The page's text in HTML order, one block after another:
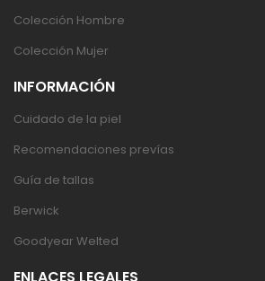
Colección Hombre
Colección Mujer
INFORMACIÓN
Cuidado de la piel
Recomendaciones prevías
Guía de tallas
Berwick
Goodyear Welted